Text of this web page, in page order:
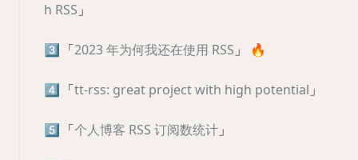
h RSS 」
3️⃣ 「2023 年为何我还在使用 RSS 」 🔥
4️⃣ 「tt-rss: great project with high potential 」
5️⃣ 「个人博客 RSS 订阅数统计 」